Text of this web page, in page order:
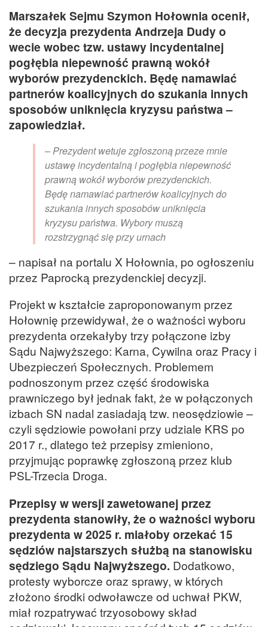
Marszałek Sejmu Szymon Hołownia ocenił,
że decyzja prezydenta Andrzeja Dudy o
wecie wobec tzw. ustawy incydentalnej
pogłębia niepewność prawną wokół
wyborów prezydenckich. Będę namawiać
partnerów koalicyjnych do szukania innych
sposobów uniknięcia kryzysu państwa –
zapowiedział.
– Prezydent wetuje zgłoszoną przeze mnie
ustawę incydentalną i pogłębia niepewność
prawną wokół wyborów prezydenckich.
Będę namawiać partnerów koalicyjnych do
szukania innych sposobów uniknięcia
kryzysu państwa. Wybory muszą
rozstrzygnąć się przy urnach
– napisał na portalu X Hołownia, po ogłoszeniu
przez Paprocką prezydenckiej decyzji.
Projekt w kształcie zaproponowanym przez
Hołownię przewidywał, że o ważności wyboru
prezydenta orzekałyby trzy połączone izby
Sądu Najwyższego: Karna, Cywilna oraz Pracy i
Ubezpieczeń Społecznych. Problemem
podnoszonym przez część środowiska
prawniczego był jednak fakt, że w połączonych
izbach SN nadal zasiadają tzw. neosędziowie –
czyli sędziowie powołani przy udziale KRS po
2017 r., dlatego też przepisy zmieniono,
przyjmując poprawkę zgłoszoną przez klub
PSL-Trzecia Droga.
Przepisy w wersji zawetowanej przez
prezydenta stanowiły, że o ważności wyboru
prezydenta w 2025 r. miałoby orzekać 15
sędziów najstarszych służbą na stanowisku
sędziego Sądu Najwyższego. Dodatkowo,
protesty wyborcze oraz sprawy, w których
złożono środki odwoławcze od uchwał PKW,
miał rozpatrywać trzyosobowy skład